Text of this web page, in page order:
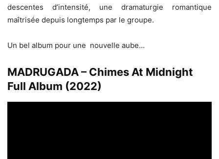
descentes d’intensité, une dramaturgie romantique
maîtrisée depuis longtemps par le groupe.
Un bel album pour une nouvelle aube…
MADRUGADA – Chimes At Midnight
Full Album (2022)